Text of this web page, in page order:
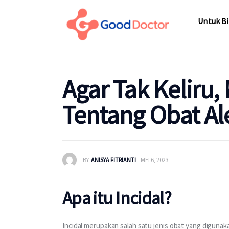
Untuk
Agar Tak
Tentang Obat
BY ANISYA FITRIANTI MEI 6, 2023
Apa itu Incidal?
Incidal merupakan salah satu jenis obat yang